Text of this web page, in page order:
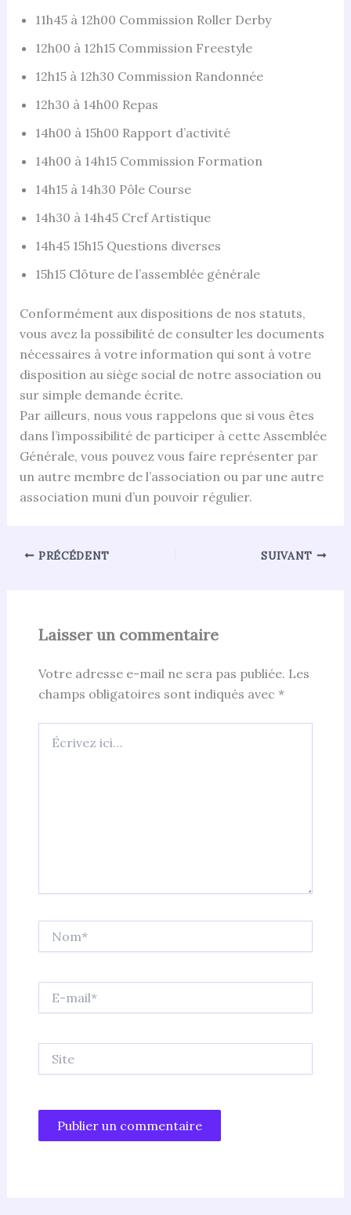
11h45 à 12h00 Commission Roller Derby
12h00 à 12h15 Commission Freestyle
12h15 à 12h30 Commission Randonnée
12h30 à 14h00 Repas
14h00 à 15h00 Rapport d’activité
14h00 à 14h15 Commission Formation
14h15 à 14h30 Pôle Course
14h30 à 14h45 Cref Artistique
14h45 15h15 Questions diverses
15h15 Clôture de l’assemblée générale
Conformément aux dispositions de nos statuts,
vous avez la possibilité de consulter les documents
nécessaires à votre information qui sont à votre
disposition au siège social de notre association ou
sur simple demande écrite.
Par ailleurs, nous vous rappelons que si vous êtes
dans l’impossibilité de participer à cette Assemblée
Générale, vous pouvez vous faire représenter par
un autre membre de l’association ou par une autre
association muni d’un pouvoir régulier.
PRÉCÉDENT SUIVANT
Laisser un commentaire
Votre adresse e-mail ne sera pas publiée. Les
champs obligatoires sont indiqués avec *
ici…
mail*